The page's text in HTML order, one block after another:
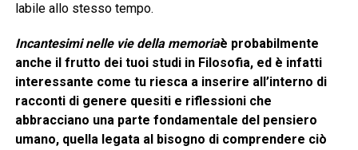
labile allo stesso tempo.
Incantesimi nelle vie della memoriaè probabilmente
anche il frutto dei tuoi studi in Filosofia, ed è infatti
interessante come tu riesca a inserire all’interno di
racconti di genere quesiti e riflessioni che
abbracciano una parte fondamentale del pensiero
umano, quella legata al bisogno di comprendere ciò